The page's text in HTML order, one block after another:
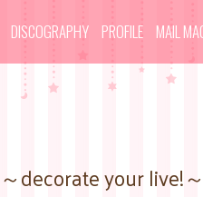
DISCOGRAPHY PROFILE MAIL
decorate your live!